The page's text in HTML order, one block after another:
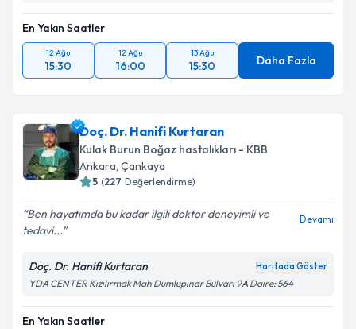
En Yakın Saatler
12 Ağu
15:30
12 Ağu
16:00
13 Ağu
15:30 Daha Fazla
Doç. Dr. Hanifi Kurtaran
Kulak Burun Boğaz hastalıkları - KBB
Ankara, Çankaya
5 (227 Değerlendirme)
Ben hayatımda bu kadar ilgili doktor deneyimli ve
tedavi...
Devamı
Doç. Dr. Hanifi Kurtaran Haritada Göster
YDA CENTER Kızılırmak Mah Dumlupınar Bulvarı 9A Daire: 564
En Yakın Saatler